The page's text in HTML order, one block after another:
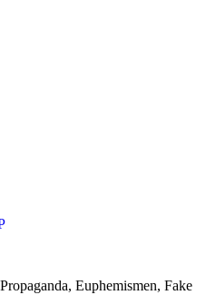
Euphemismen, Fake